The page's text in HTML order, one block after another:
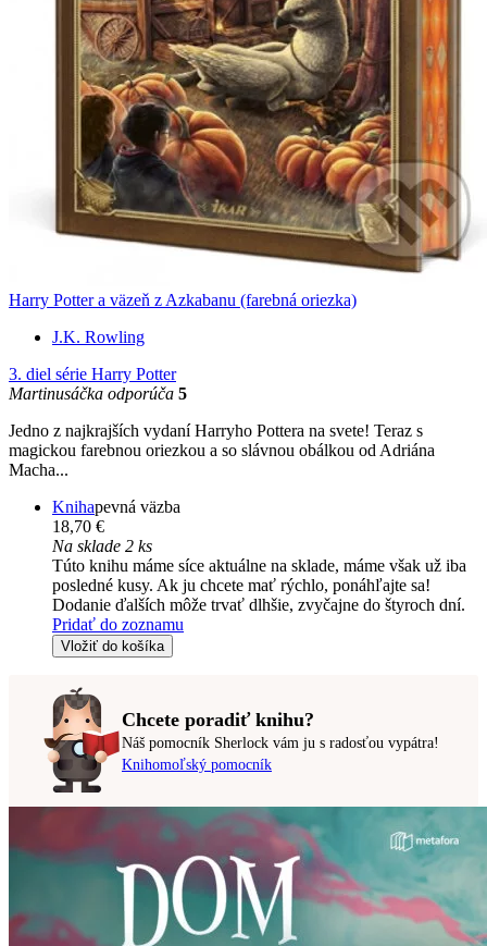
Harry Potter a väzeň z Azkabanu (farebná oriezka)
J.K. Rowling
3. diel série Harry Potter
Martinusáčka odporúča 5
Jedno z najkrajších vydaní Harryho Pottera na svete! Teraz s
magickou farebnou oriezkou a so slávnou obálkou od Adriána
Macha...
Knihapevná väzba
18,70 €
Na sklade 2 ks
Túto knihu máme síce aktuálne na sklade, máme však už iba
posledné kusy. Ak ju chcete mať rýchlo, ponáhľajte sa!
Dodanie ďalších môže trvať dlhšie, zvyčajne do štyroch dní.
Pridať do zoznamu
Vložiť do košíka
Chcete poradiť knihu?
Náš pomocník Sherlock vám ju s radosťou vypátra!
Knihomoľský pomocník